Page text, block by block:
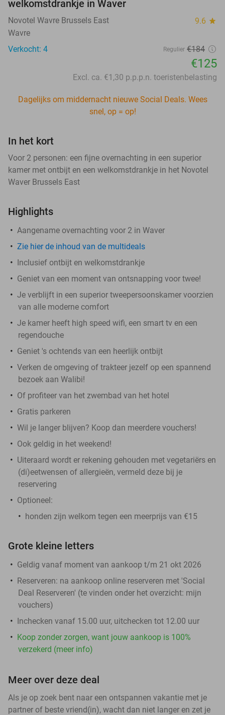
welkomstdrankje in Waver
Novotel Wavre Brussels East 9.6 star
Wavre
Verkocht: 4
Regulier €184
€125
Excl. ca. €1,30 p.p.p.n. toeristenbelasting
Dagelijks om middernacht nieuwe Social Deals. Wees
snel, op = op!
In het kort
Voor 2 personen: een fijne overnachting in een superior
kamer met ontbijt en een welkomstdrankje in het Novotel
Waver Brussels East
Highlights
Aangename overnachting voor 2 in Waver
Zie hier de inhoud van de multideals
Inclusief ontbijt en welkomstdrankje
Geniet van een moment van ontsnapping voor twee!
Je verblijft in een superior tweepersoonskamer voorzien
van alle moderne comfort
Je kamer heeft high speed wifi, een smart tv en een
regendouche
Geniet 's ochtends van een heerlijk ontbijt
Verken de omgeving of trakteer jezelf op een spannend
bezoek aan Walibi!
Of profiteer van het zwembad van het hotel
Gratis parkeren
Wil je langer blijven? Koop dan meerdere vouchers!
Ook geldig in het weekend!
Uiteraard wordt er rekening gehouden met vegetariërs en
(di)eetwensen of allergieën, vermeld deze bij je
reservering
Optioneel:
honden zijn welkom tegen een meerprijs van €15
Grote kleine letters
Geldig vanaf moment van aankoop t/m 21 okt 2026
Reserveren: na aankoop online reserveren met 'Social
Deal Reserveren' (te vinden onder het overzicht: mijn
vouchers)
Inchecken vanaf 15.00 uur, uitchecken tot 12.00 uur
Koop zonder zorgen, want jouw aankoop is 100%
verzekerd (meer info)
Meer over deze deal
Als je op zoek bent naar een ontspannen vakantie met je
partner of beste vriend(in), wacht dan niet langer en zet je